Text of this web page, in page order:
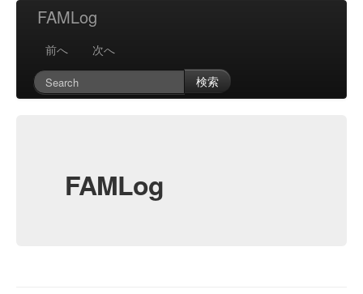
FAMLog
前へ
次へ
検索
FAMLog